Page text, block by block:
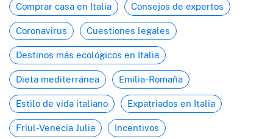
Comprar casa en Italia Consejos de expertos
Coronavirus Cuestiones legales
Destinos más ecológicos en Italia
Dieta mediterránea Emilia-Romaña
Estilo de vida italiano Expatriados en Italia
Friul-Venecia Julia Incentivos